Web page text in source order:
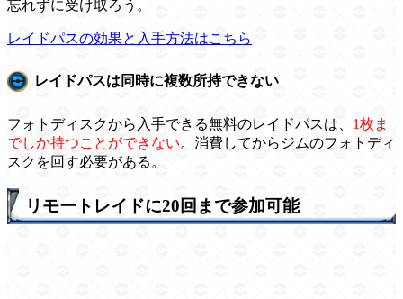
忘れずに受け取ろう。
レイドパスの効果と入手方法はこちら
レイドパスは同時に複数所持できない
フォトディスクから入手できる無料のレイドパスは、 1枚ま
でしか持つことができない。消費してからジムのフォトディ
スクを回す必要がある。
リモートレイドに20回まで参加可能